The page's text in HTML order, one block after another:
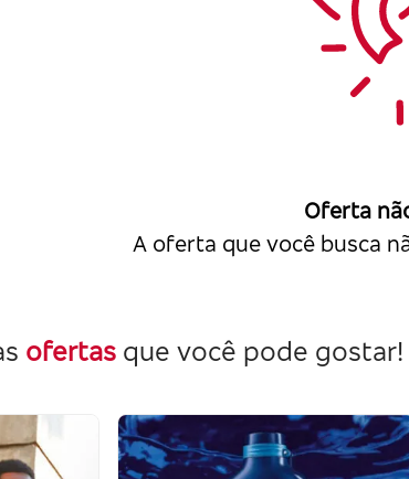
Oferta
A oferta que você busca
ofertas que você pode gostar!